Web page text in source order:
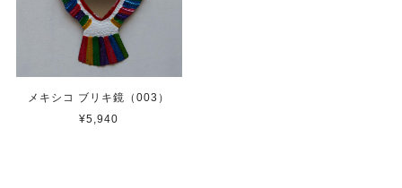
メキシコ ブリキ鏡（003）
¥5,940